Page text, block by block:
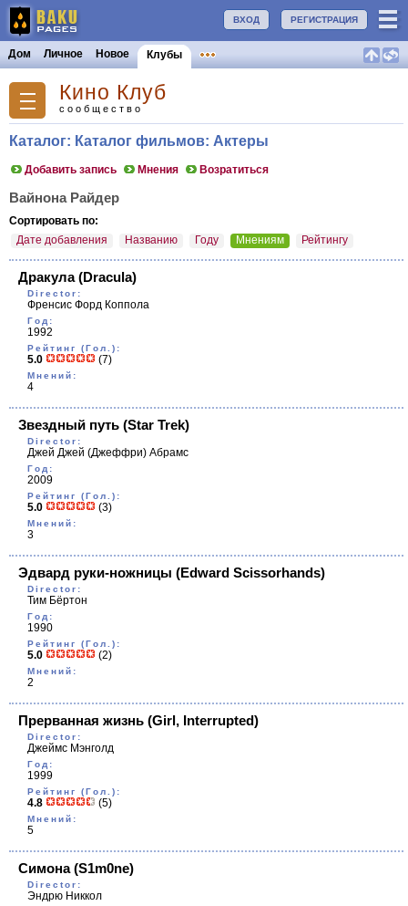
РЕГИСТРАЦИЯ
ВХОД
Дом Личное Новое Клубы
Кино Клуб
сообщество
Каталог: Каталог фильмов: Актеры
Добавить запись Мнения Возратиться
Вайнона Райдер
Сортировать по:
Дате добавления
Названию Году Мнениям Рейтингу
Дракула(Dracula)
Director:
Френсис Форд Коппола
Год:
1992
Рейтинг (Гол.):
5.0 (7)
Мнений:
4
Звездный путь (Star Trek)
Director:
Джей Джей (Джеффри) Абрамс
Год:
2009
Рейтинг (Гол.):
5.0 (3)
Мнений:
3
Эдвард руки-ножницы (Edward Scissorhands)
Director:
Тим Бёртон
Год:
1990
Рейтинг (Гол.):
5.0 (2)
Мнений:
2
Прерванная жизнь (Girl, Interrupted)
Director:
Джеймс Мэнголд
Год:
1999
Рейтинг (Гол.):
4.8 (5)
Мнений:
5
Симона(S1m0ne)
Director:
Эндрю Никкол